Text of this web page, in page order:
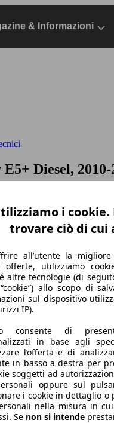
& Informazioni
E5+ Diesel,
i
trovare ciò di cui
all’utente la
offerte, utilizziamo
altre tecnologie (di
allo scopo di
sul dispositivo
IP).
consente di
in base agli
l’offerta e di
in basso a destra per
soggetti ad
oppure sul
i cookie in dettaglio
nella misura in
Se non si intende